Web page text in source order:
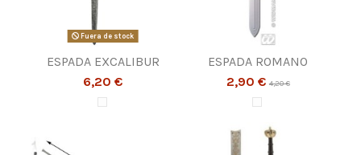
Fuera de stock
ESPADA EXCALIBUR
6,20 €
ESPADA ROMANO
2,90 € 4,20 €